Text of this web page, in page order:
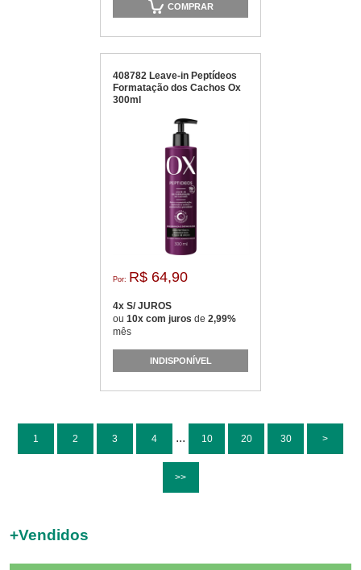
COMPRAR
408782 Leave-in Peptídeos
Formatação dos Cachos Ox
300ml
Por: R$ 64,90
4x S/ JUROS
ou 10x com juros de 2,99%
mês
INDISPONÍVEL
1 2 3 4 ... 10 20 30 >
>>
+Vendidos